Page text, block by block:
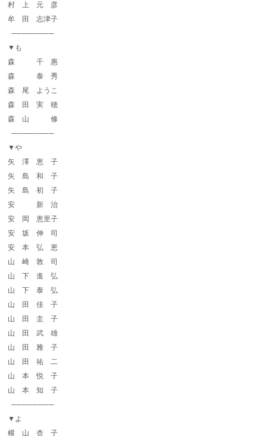
村 上 元 彦
牟 田 志津子
────────
▼も
森 千 惠
森 泰 秀
森 尾 ようこ
森 田 実 穂
森 山 修
────────
▼や
矢 澤 恵 子
矢 島 和 子
矢 島 初 子
安 新 治
安 岡 恵里子
安 坂 伸 司
安 本 弘 恵
山 崎 敦 司
山 下 進 弘
山 下 泰 弘
山 田 佳 子
山 田 圭 子
山 田 武 雄
山 田 雅 子
山 田 祐 二
山 本 悦 子
山 本 知 子
────────
▼よ
横 山 杏 子